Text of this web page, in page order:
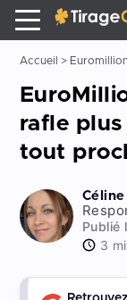
x
Tirage
Accueil >
rafle
tout
Céline
Publié
3